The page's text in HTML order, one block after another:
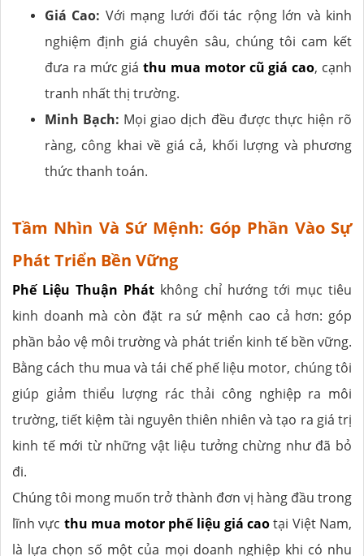
Giá Cao: Với mạng lưới đối tác rộng lớn và kinh
nghiệm định giá chuyên sâu, chúng tôi cam kết
đưa ra mức giáthu mua motor cũ giá cao, cạnh
tranh nhất thị trường.
Minh Bạch: Mọi giao dịch đều được thực hiện rõ
ràng, công khai về giá cả, khối lượng và phương
thức thanh toán.
Tầm Nhìn Và Sứ Mệnh: Góp Phần Vào Sự
Phát Triển Bền Vững
Phế Liệu Thuận Phát không chỉ hướng tới mục tiêu
kinh doanh mà còn đặt ra sứ mệnh cao cả hơn: góp
phần bảo vệ môi trường và phát triển kinh tế bền vững.
Bằng cách thu mua và tái chế phế liệu motor, chúng tôi
giúp giảm thiểu lượng rác thải công nghiệp ra môi
trường, tiết kiệm tài nguyên thiên nhiên và tạo ra giá trị
kinh tế mới từ những vật liệu tưởng chừng như đã bỏ
đi.
Chúng tôi mong muốn trở thành đơn vị hàng đầu trong
lĩnh vực thu mua motor phế liệu giá caotại Việt Nam,
là lựa chọn số một của mọi doanh nghiệp khi có nhu